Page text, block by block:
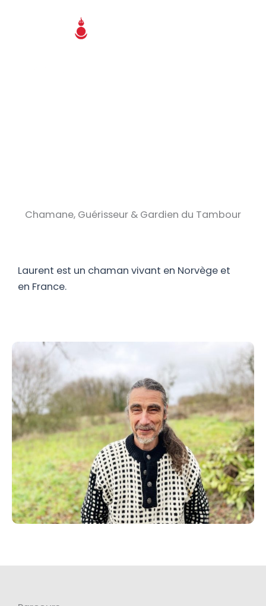
Chamane, Guérisseur & Gardien du Tambour
Laurent est un chaman vivant en Norvège et
en France.